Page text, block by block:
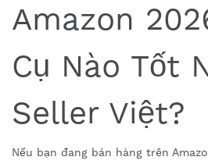
Amazon
Cụ Nào Tốt
Seller Việt?
Nếu bạn đang bán hàng trên